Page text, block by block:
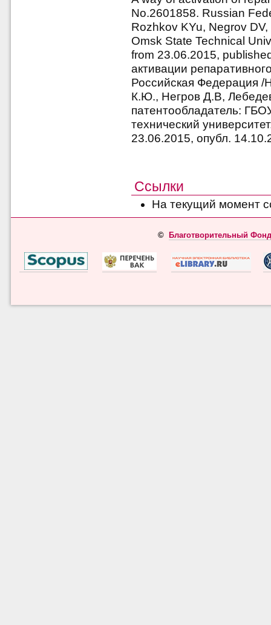
No.2601858. Russian
Rozhkov KYu, Negrov
Omsk State Technical
from 23.06.2015,
активации
Российская Федерация /
К.Ю., Негров Д.В,
патентообладатель:
технический
23.06.2015, опубл.
Ссылки
На текущий момент
© Благотворительный